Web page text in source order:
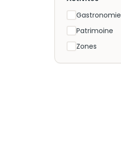
Gastronomie
Patrimoine
Zones